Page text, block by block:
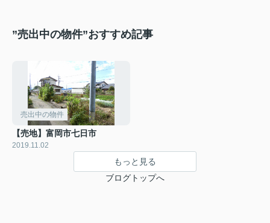
”売出中の物件”おすすめ記事
売出中の物件
【売地】富岡市七日市
2019.11.02
もっと見る
ブログトップへ